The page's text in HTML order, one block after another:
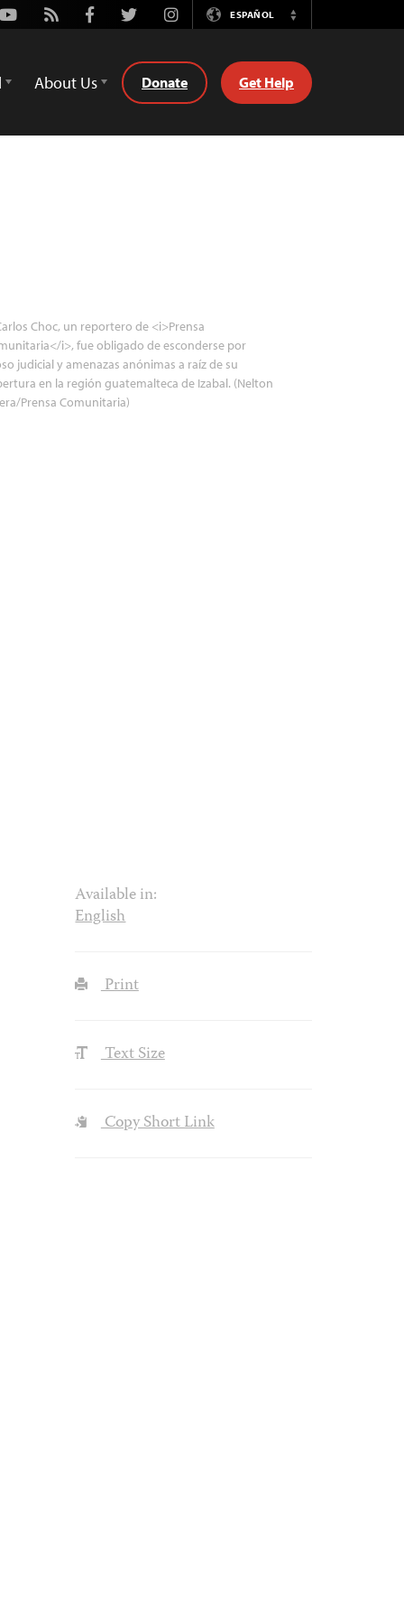
Youtube
Rss FacebookTwitterInstagramESPAÑOL
Switch
About Us Donate Get Help
Choc, un reportero de <i>Prensa
i>, fue obligado de esconderse por
judicial y amenazas anónimas a raíz de su
en la región guatemalteca de Izabal. (Nelton
Prensa Comunitaria)
Available in:
English
Print
Text Size
Copy Short Link